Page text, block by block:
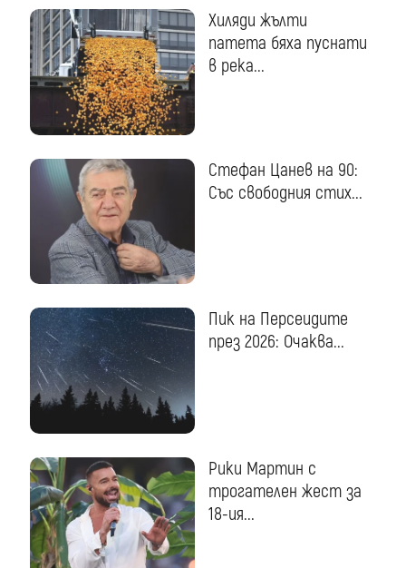
Хиляди жълти
патета бяха пуснати
в река...
Стефан Цанев на 90:
Със свободния стих...
Пик на Персеидите
през 2026: Очаква...
Рики Мартин с
трогателен жест за
18-ия...